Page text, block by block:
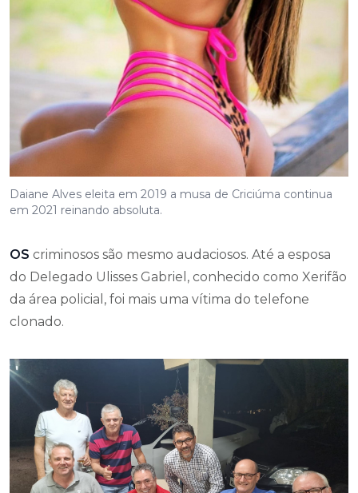
Daiane Alves eleita em 2019 a musa de Criciúma continua
em 2021 reinando absoluta.
OS criminosos são mesmo audaciosos. Até a esposa
do Delegado Ulisses Gabriel, conhecido como Xerifão
da área policial, foi mais uma vítima do telefone
clonado.